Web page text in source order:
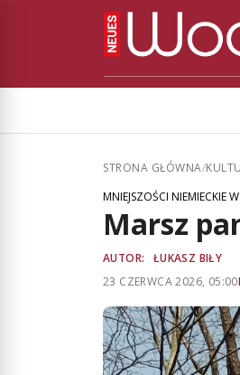
STRONA GŁÓWNA/
MNIEJSZOŚCI NIEMIECKIE
Marsz
AUTOR:
ŁUKASZ BIŁY
23 CZERWCA 2026, 05:00